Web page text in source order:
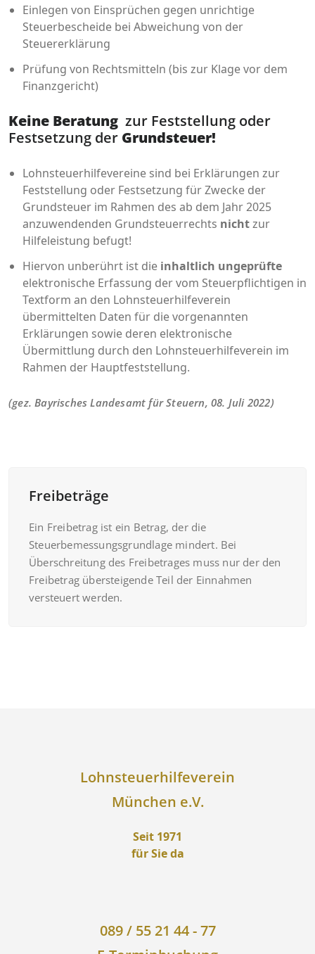
Einlegen von Einsprüchen gegen unrichtige
Steuerbescheide bei Abweichung von der
Steuererklärung
Prüfung von Rechtsmitteln (bis zur Klage vor dem
Finanzgericht)
Keine Beratung zur Feststellung oder
Festsetzung der Grundsteuer!
Lohnsteuerhilfevereine sind bei Erklärungen zur
Feststellung oder Festsetzung für Zwecke der
Grundsteuer im Rahmen des ab dem Jahr 2025
anzuwendenden Grundsteuerrechts nichtzur
Hilfeleistung befugt!
Hiervon unberührt ist die inhaltlich ungeprüfte
elektronische Erfassung der vom Steuerpflichtigen in
Textform an den Lohnsteuerhilfeverein
übermittelten Daten für die vorgenannten
Erklärungen sowie deren elektronische
Übermittlung durch den Lohnsteuerhilfeverein im
Rahmen der Hauptfeststellung.
(gez. Bayrisches Landesamt für Steuern, 08. Juli 2022)
Freibeträge
Ein Freibetrag ist ein Betrag, der die
Steuerbemessungsgrundlage mindert. Bei
Überschreitung des Freibetrages muss nur der den
Freibetrag übersteigende Teil der Einnahmen
versteuert werden.
Lohnsteuerhilfeverein
München e.V.
Seit 1971
für Sie da
089 / 55 21 44 - 77